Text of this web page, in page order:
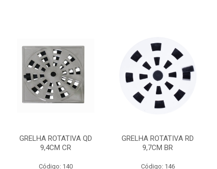
GRELHA ROTATIVA QD
9,4CM CR
Código: 140
GRELHA ROTATIVA RD
9,7CM BR
Código: 146